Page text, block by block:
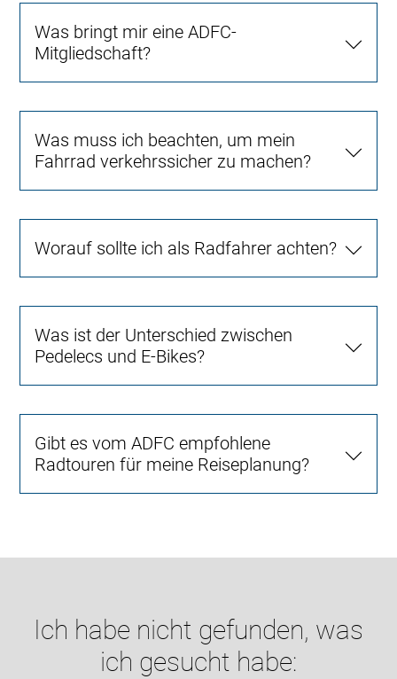
Was bringt mir eine ADFC-
Mitgliedschaft?
Was muss ich beachten, um mein
Fahrrad verkehrssicher zu machen?
Worauf sollte ich als Radfahrer achten?
Was ist der Unterschied zwischen
Pedelecs und E-Bikes?
Gibt es vom ADFC empfohlene
Radtouren für meine Reiseplanung?
Ich habe nicht gefunden, was
ich gesucht habe: